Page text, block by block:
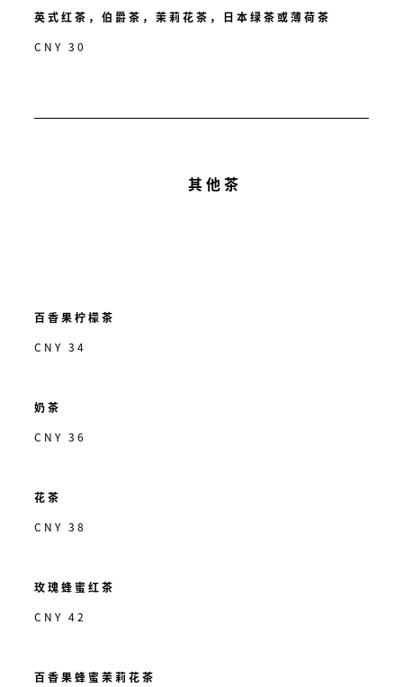
英式红茶，伯爵茶，茉莉花茶，日本绿茶或薄荷茶
CNY 30
其他茶
百香果柠檬茶
CNY 34
奶茶
CNY 36
花茶
CNY 38
玫瑰蜂蜜红茶
CNY 42
百香果蜂蜜茉莉花茶